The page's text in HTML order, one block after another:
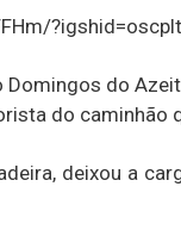
do
do caminhão
deixou a